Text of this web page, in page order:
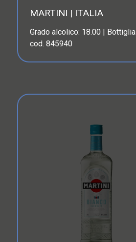
MARTINI | ITALIA
Grado alcolico: 18.00 | Bottiglia
cod. 845940